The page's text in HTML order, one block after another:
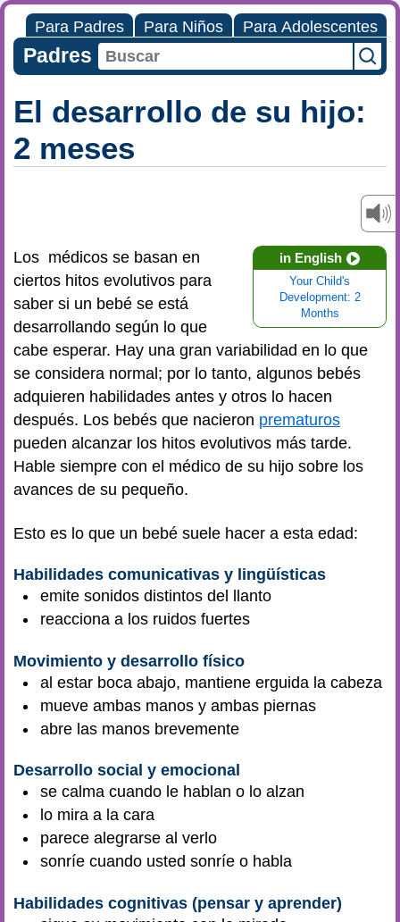
Para Padres Para Niños Para Adolescentes
Padres
El desarrollo de su hijo:
2 meses
in English
Your Child's
Development: 2
Months
Los médicos se basan en
ciertos hitos evolutivos para
saber si un bebé se está
desarrollando según lo que
cabe esperar. Hay una gran variabilidad en lo que
se considera normal; por lo tanto, algunos bebés
adquieren habilidades antes y otros lo hacen
después. Los bebés que nacieron prematuros
pueden alcanzar los hitos evolutivos más tarde.
Hable siempre con el médico de su hijo sobre los
avances de su pequeño.
Esto es lo que un bebé suele hacer a esta edad:
Habilidades comunicativas y lingüísticas
emite sonidos distintos del llanto
reacciona a los ruidos fuertes
Movimiento y desarrollo físico
al estar boca abajo, mantiene erguida la cabeza
mueve ambas manos y ambas piernas
abre las manos brevemente
Desarrollo social y emocional
se calma cuando le hablan o lo alzan
lo mira a la cara
parece alegrarse al verlo
sonríe cuando usted sonríe o habla
Habilidades cognitivas (pensar y aprender)